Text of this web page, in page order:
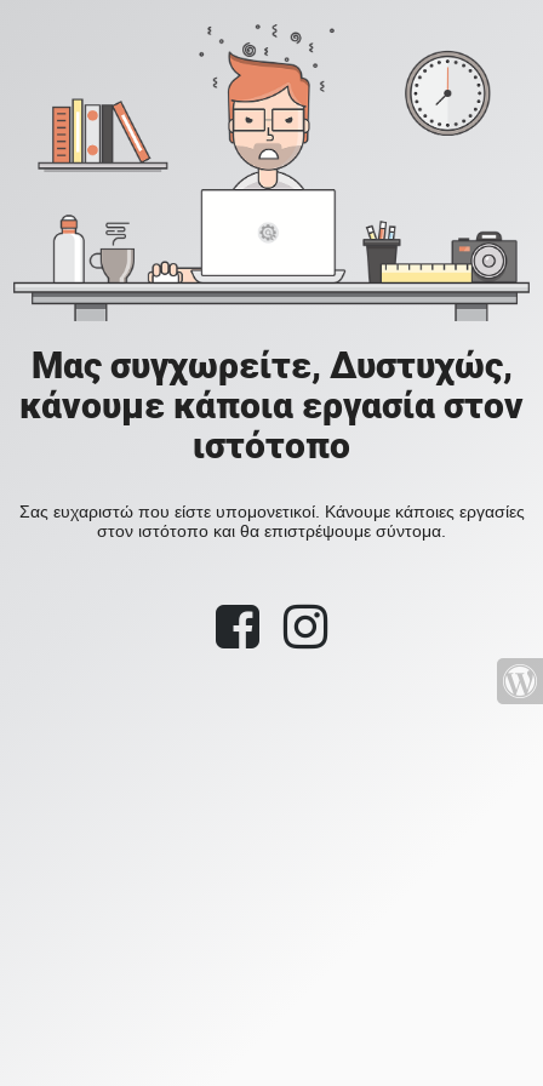
Μας συγχωρείτε, Δυστυχώς,
κάνουμε κάποια εργασία στον
ιστότοπο
Σας ευχαριστώ που είστε υπομονετικοί. Κάνουμε κάποιες εργασίες
στον ιστότοπο και θα επιστρέψουμε σύντομα.